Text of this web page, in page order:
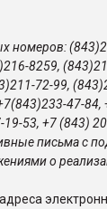
номеров:
8259,
72-99,
47-84,
53, +7 (843)
письма с
о